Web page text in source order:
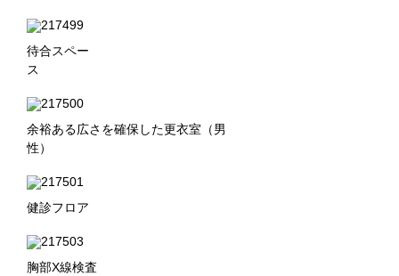
待合スペー
余裕ある広さを確保した更衣室（男
性
健診フロア
胸部X線検査